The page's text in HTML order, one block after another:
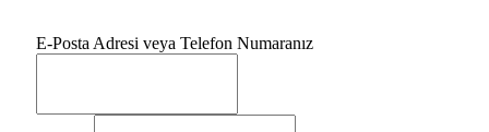
E-Posta Adresi veya Telefon Numaranız